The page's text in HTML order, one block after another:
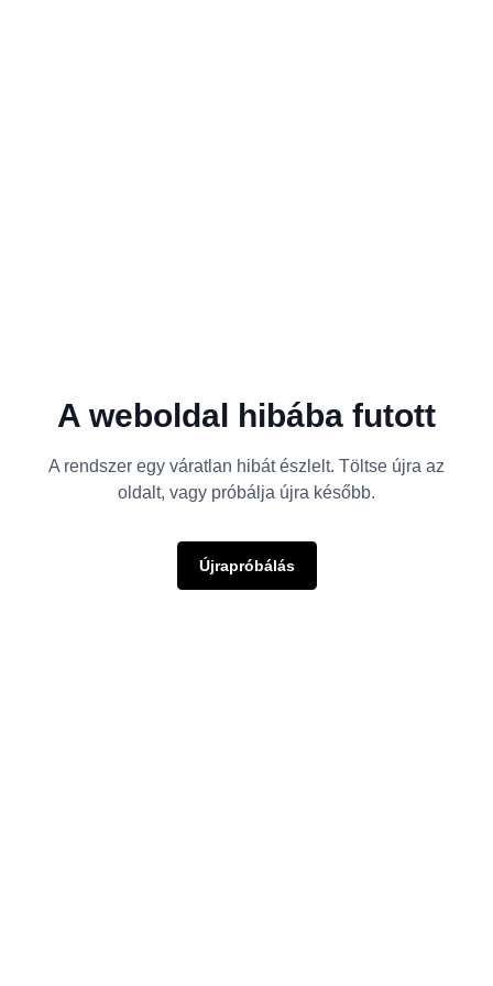
A weboldal hibába futott
A rendszer egy váratlan hibát észlelt. Töltse újra az
oldalt, vagy próbálja újra később.
Újrapróbálás